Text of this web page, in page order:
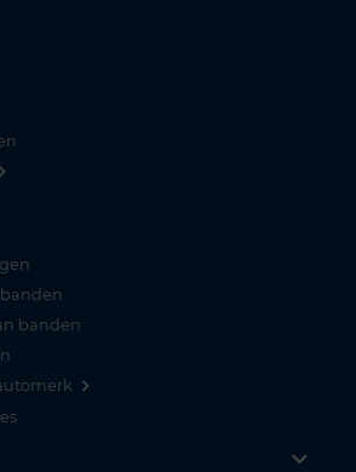
banden